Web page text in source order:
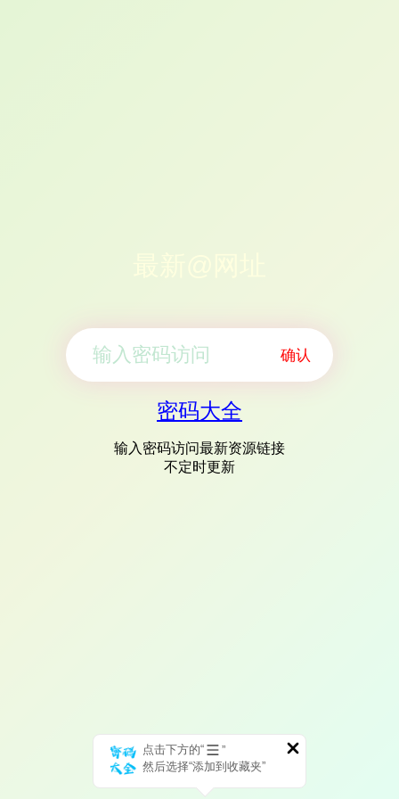
确认
密码大全
输入密码访问最新资源链接
不定时更新
点击下方的“
”
然后选择“添加到收藏夹”